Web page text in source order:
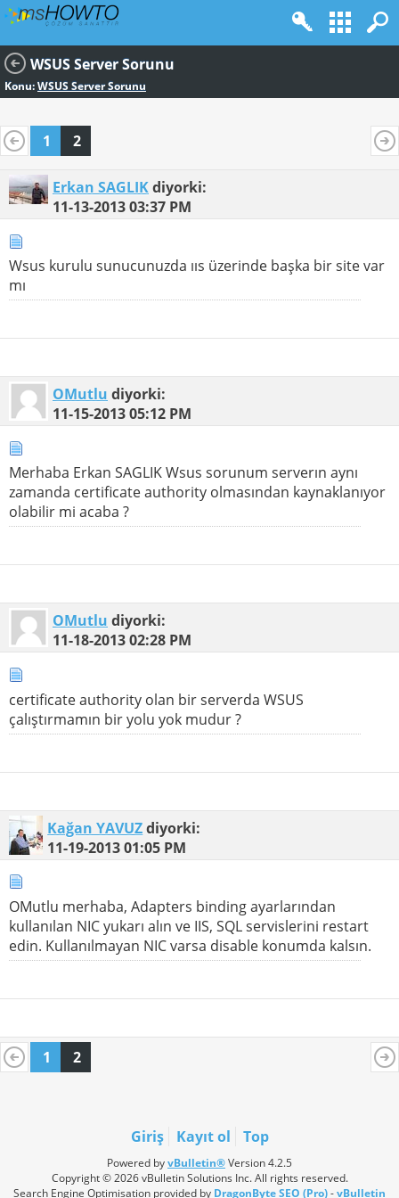
WSUS Server Sorunu
Konu:WSUS Server Sorunu
1 2
Erkan SAGLIKdiyorki:
11-13-201303:37 PM
Wsus kurulu sunucunuzda ııs üzerinde başka bir site var
mı
OMutlu diyorki:
11-15-201305:12 PM
Merhaba Erkan SAGLIK Wsus sorunum serverın aynı
zamanda certificate authority olmasından kaynaklanıyor
olabilir mi acaba ?
OMutlu diyorki:
11-18-201302:28 PM
certificate authority olan bir serverda WSUS
çalıştırmamın bir yolu yok mudur ?
Kağan YAVUZdiyorki:
11-19-201301:05 PM
OMutlu merhaba, Adapters binding ayarlarından
kullanılan NIC yukarı alın ve IIS, SQL servislerini restart
edin. Kullanılmayan NIC varsa disable konumda kalsın.
1 2
Giriş Kayıt ol Top
Powered byvBulletin®Version 4.2.5
Copyright © 2026 vBulletin Solutions Inc. All rights reserved.
Search Engine Optimisation provided by DragonByte SEO (Pro)-vBulletin